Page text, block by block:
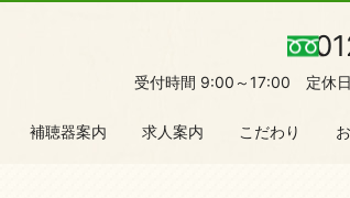
受付時間 9:00～17:00 定休
補聴器案内 求人案内 こだわり